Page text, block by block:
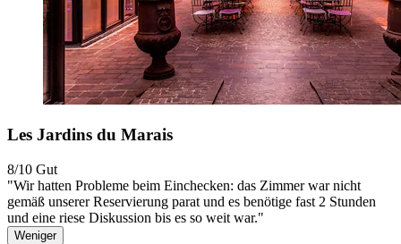
Les Jardins du Marais
8/10 Gut
"Wir hatten Probleme beim Einchecken: das Zimmer war nicht
gemäß unserer Reservierung parat und es benötige fast 2 Stunden
und eine riese Diskussion bis es so weit war."
Weniger